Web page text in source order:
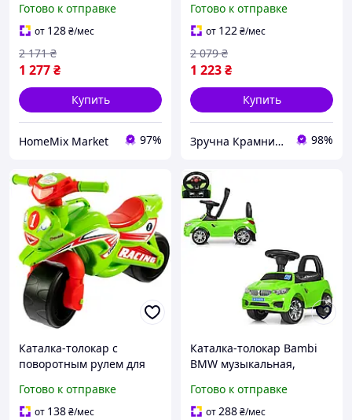
Готово к отправке
от 128₴/мес
1 277₴
2 171 ₴
Купить
HomeMix Market 97%
ТехноК MK-15308
Готово к отправке
от 122₴/мес
1 223₴
2 079 ₴
Купить
Зручна Крамниця 98%
Каталка-толокар с
поворотным рулем для
зеленый Долони Тойс MC-
8134
Готово к отправке
от 138₴/мес
Каталка-толокар Bambi
BMW музыкальная,
мелодиями для детей от 9
мес (зеленый)
Готово к отправке
от288₴/мес